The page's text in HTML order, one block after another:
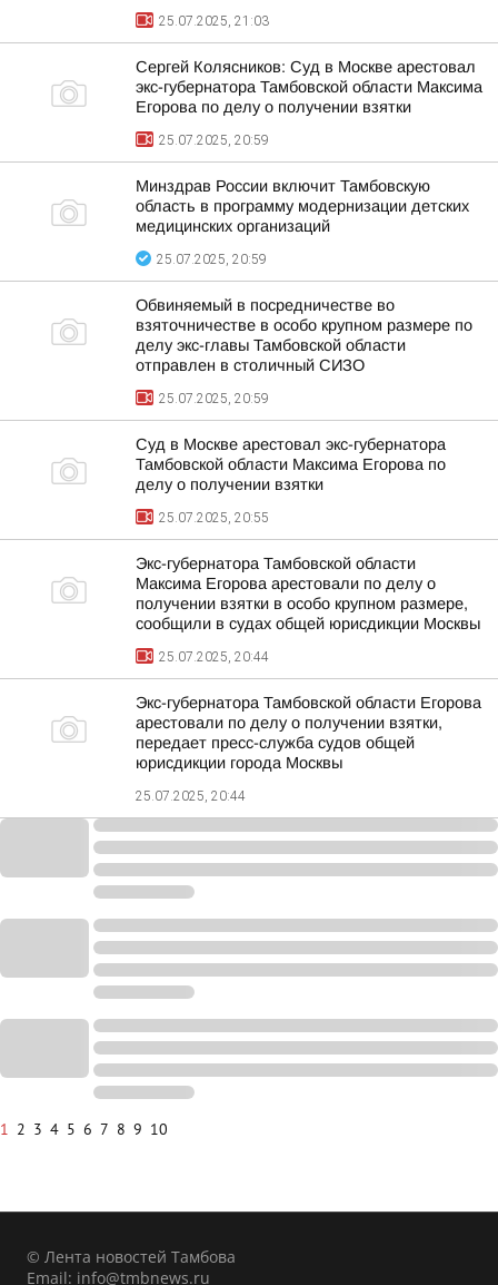
25.07.2025, 21:03
Сергей Колясников: Суд в Москве арестовал
экс-губернатора Тамбовской области Максима
Егорова по делу о получении взятки
25.07.2025, 20:59
Минздрав России включит Тамбовскую
область в программу модернизации детских
медицинских организаций
25.07.2025, 20:59
Обвиняемый в посредничестве во
взяточничестве в особо крупном размере по
делу экс-главы Тамбовской области
отправлен в столичный СИЗО
25.07.2025, 20:59
Суд в Москве арестовал экс-губернатора
Тамбовской области Максима Егорова по
делу о получении взятки
25.07.2025, 20:55
Экс-губернатора Тамбовской области
Максима Егорова арестовали по делу о
получении взятки в особо крупном размере,
сообщили в судах общей юрисдикции Москвы
25.07.2025, 20:44
Экс-губернатора Тамбовской области Егорова
арестовали по делу о получении взятки,
передает пресс-служба судов общей
юрисдикции города Москвы
25.07.2025, 20:44
1 2 3 4 5 6 7 8 9 10
© Лента новостей Тамбова
Email: info@tmbnews.ru